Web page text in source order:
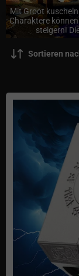
Mit Groot
Charaktere
steigern!
Sortieren